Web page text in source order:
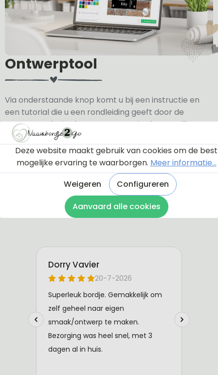
Ontwerptool
Via onderstaande knop komt u bij een instructie en
een tutorial die u een rondleiding geeft door de
ontwerptool. Hierdoor weet u precies hoe u zelf uw
naambordje helemaal kunt aanpassen en naar uw
eigen smaak kunt ontwerpen.
Bekijk de instructie
Deze website maakt gebruik van cookies om de best
mogelijke ervaring te waarborgen. Meer informatie...
Weigeren
Configureren
Aanvaard alle cookies